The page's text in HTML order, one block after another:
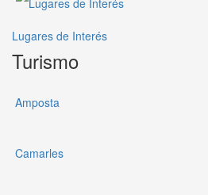
Lugares de Interés
Turismo
Amposta
Camarles